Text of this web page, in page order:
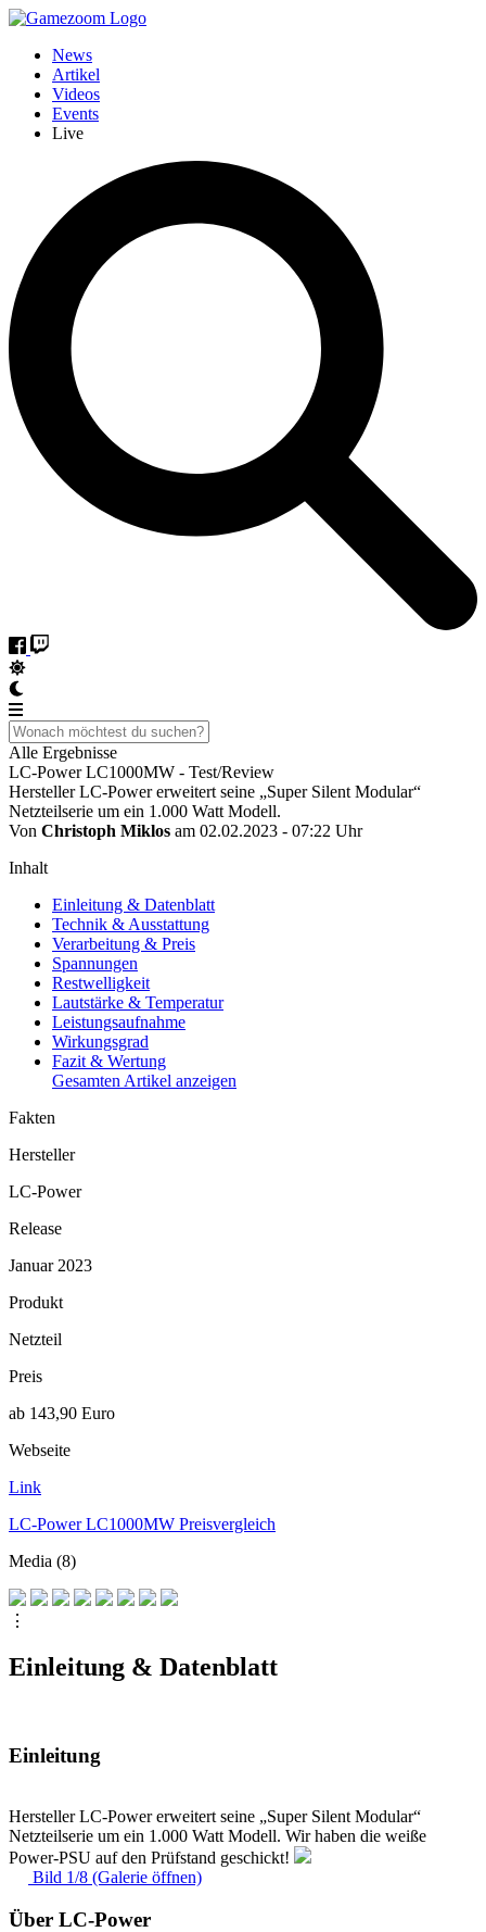
News
Artikel
Videos
Events
Live
Alle Ergebnisse
LC-Power LC1000MW - Test/Review
Hersteller LC-Power erweitert seine „Super Silent Modular“
Netzteilserie um ein 1.000 Watt Modell.
Von Christoph Miklos am 02.02.2023 - 07:22 Uhr
Inhalt
Einleitung & Datenblatt
Technik & Ausstattung
Verarbeitung & Preis
Spannungen
Restwelligkeit
Lautstärke & Temperatur
Leistungsaufnahme
Wirkungsgrad
Fazit & Wertung
Gesamten Artikel anzeigen
Fakten
Hersteller
LC-Power
Release
Januar 2023
Produkt
Netzteil
Preis
ab 143,90 Euro
Webseite
Link
LC-Power LC1000MW Preisvergleich
Media (8)
⋮
Einleitung & Datenblatt
Einleitung
Hersteller LC-Power erweitert seine „Super Silent Modular“
Netzteilserie um ein 1.000 Watt Modell. Wir haben die weiße
Power-PSU auf den Prüfstand geschickt!
Bild 1/8 (Galerie öffnen)
Über LC-Power